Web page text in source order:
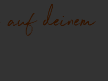
deinem